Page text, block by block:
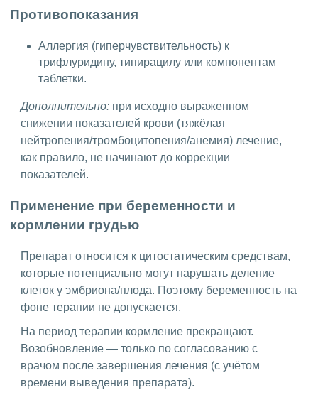
Противопоказания
Аллергия (гиперчувствительность) к
трифлуридину, типирацилу или компонентам
таблетки.
Дополнительно: при исходно выраженном
снижении показателей крови (тяжёлая
нейтропения/тромбоцитопения/анемия) лечение,
как правило, не начинают до коррекции
показателей.
Применение при беременности и
кормлении грудью
Препарат относится к цитостатическим средствам,
которые потенциально могут нарушать деление
клеток у эмбриона/плода. Поэтому беременность на
фоне терапии не допускается.
На период терапии кормление прекращают.
Возобновление — только по согласованию с
врачом после завершения лечения (с учётом
времени выведения препарата).